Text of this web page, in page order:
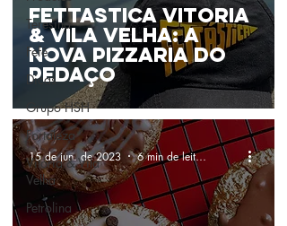
Teresina
Fefê
Dicas
Grupo HSH
Fortaleza
Vitória & Vila
Velha
Petrolina
Fettástica Vitória
& Vila Velha: A
nova pizzaria do
pedaço
15 de jun. de 2023 6 min de leitura